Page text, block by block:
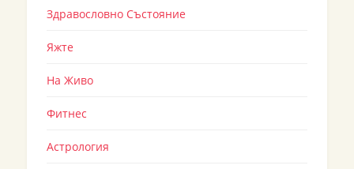
Здравословно Състояние
Яжте
На Живо
Фитнес
Астрология